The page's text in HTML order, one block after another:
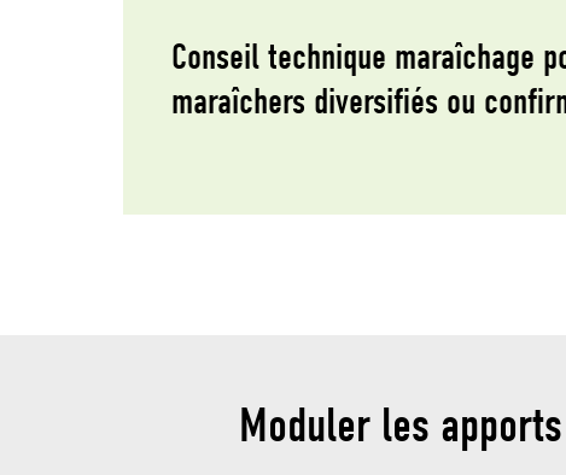
Conseil technique maraîchage
maraîchers diversifiés ou
Moduler les